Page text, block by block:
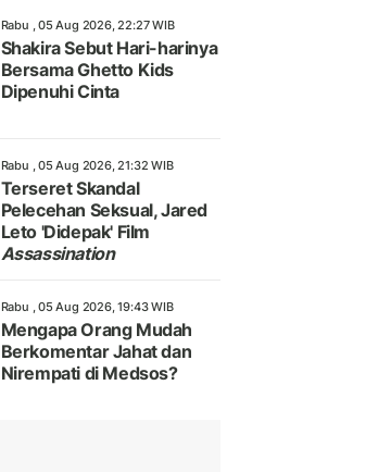
Rabu , 05 Aug 2026, 22:27 WIB
Shakira Sebut Hari-harinya
Bersama Ghetto Kids
Dipenuhi Cinta
Rabu , 05 Aug 2026, 21:32 WIB
Terseret Skandal
Pelecehan Seksual, Jared
Leto 'Didepak' Film
Assassination
Rabu , 05 Aug 2026, 19:43 WIB
Mengapa Orang Mudah
Berkomentar Jahat dan
Nirempati di Medsos?